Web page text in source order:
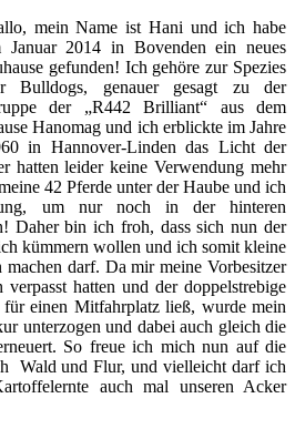
mein Name ist Hani und ich habe
Januar 2014 in Bovenden ein neues
gefunden! Ich gehöre zur Spezies
Bulldogs, genauer gesagt zu der
der „R442 Brilliant“ aus dem
Hanomag und ich erblickte im Jahre
in Hannover-Linden das Licht der
hatten leider keine Verwendung mehr
42 Pferde unter der Haube und ich
um nur noch in der hinteren
Daher bin ich froh, dass sich nun der
kümmern wollen und ich somit kleine
darf. Da mir meine Vorbesitzer
verpasst hatten und der doppelstrebige
einen Mitfahrplatz ließ, wurde mein
unterzogen und dabei auch gleich die
So freue ich mich nun auf die
Wald und Flur, und vielleicht darf ich
auch mal unseren Acker